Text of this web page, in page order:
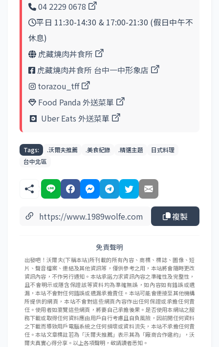
04 2229 0678
平日 11:30-14:30 & 17:00-21:30 (假日中午不
休息)
虎藏燒肉丼食所
虎藏燒肉丼食所 台中一中形象店
torazou_tff
Food Panda 外送菜單
Uber Eats 外送菜單
Tags: .沃爾夫推薦 .美食紀錄 .精選主題
日式料理
台中北區
複製
免責聲明
出發吧！沃爾夫(下稱本站)所刊載的所有內容、商標、標誌、圖像、短
片、聲音檔案、連結及其他資訊等，僅供參考之用，本站將會隨時更改
資訊內容，不作另行通知。本站承諾力求資訊內容之準確性及完整性，
且不會明示或隱含保證該等資料均為準確無誤，如內容如有錯誤或遺
漏，本站不會對任何錯誤或遺漏承擔責任。本站可能會連接至其他機構
所提供的網頁，本站不會對這些網頁內容作出任何保證或承擔任何責
任。使用者如瀏覽這些網頁，將要自己承擔後果。是否使用本網站之服
務下載或取得任何資料應由用戶自行考慮且自負風險，因前開任何資料
之下載而導致用戶電腦系統之任何損壞或資料流失，本站不承擔任何責
任。本站文章標註若為「沃爾夫推薦」表示其為「廠商合作邀約」，沃
爾夫真實心得分享。以上各項聲明，敬請讀者悉知。